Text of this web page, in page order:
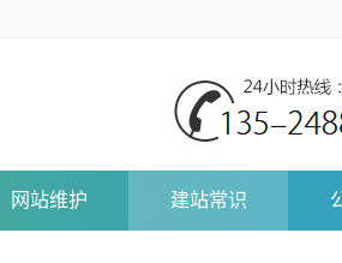
网站维护 建站常识